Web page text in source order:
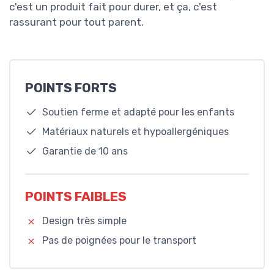
c'est un produit fait pour durer, et ça, c'est
rassurant pour tout parent.
POINTS FORTS
Soutien ferme et adapté pour les enfants
Matériaux naturels et hypoallergéniques
Garantie de 10 ans
POINTS FAIBLES
Design très simple
Pas de poignées pour le transport